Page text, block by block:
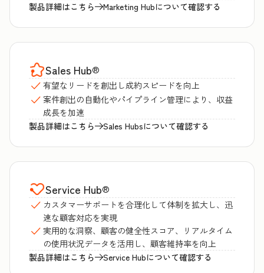
製品詳細はこちら
Marketing Hubについて確認する
Sales Hub®
有望なリードを創出し成約スピードを向上
案件創出の自動化やパイプライン管理により、収益
成長を加速
製品詳細はこちら
Sales Hubsについて確認する
Service Hub®
カスタマーサポートを合理化して体制を拡大し、迅
速な顧客対応を実現
実用的な洞察、顧客の健全性スコア、リアルタイム
の使用状況データを活用し、顧客維持率を向上
製品詳細はこちら
Service Hubについて確認する